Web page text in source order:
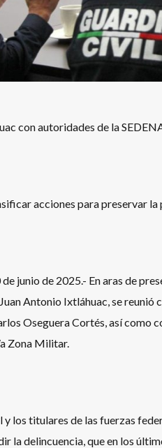
con autoridades de la
acciones para preservar
junio de 2025.- En aras de
Antonio Ixtláhuac, se reunió
Oseguera Cortés, así como
Zona Militar.
y los titulares de las fuerzas
la delincuencia, que en los